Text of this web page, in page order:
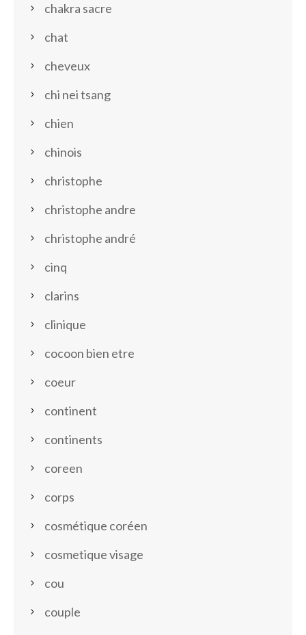
chakra sacre
chat
cheveux
chi nei tsang
chien
chinois
christophe
christophe andre
christophe andré
cinq
clarins
clinique
cocoon bien etre
coeur
continent
continents
coreen
corps
cosmétique coréen
cosmetique visage
cou
couple